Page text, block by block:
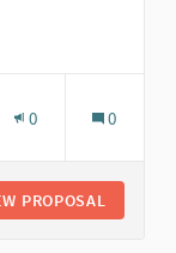
0 0
PROPOSAL